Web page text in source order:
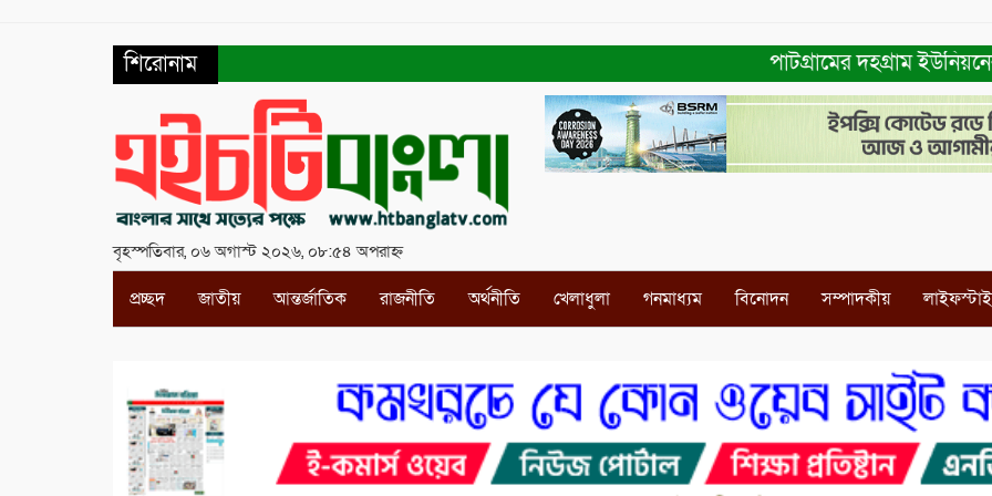
শিরোনাম পাটগ্রামের দহগ্রাম ইউনিয়নের
বৃহস্পতিবার, ০৬ অগাস্ট ২০২৬, ০৮:৫৪ অপরাহ্ন
প্রচ্ছদ জাতীয় আন্তর্জাতিক রাজনীতি অর্থনীতি খেলাধুলা গনমাধ্যম বিনোদন সম্পাদকীয়